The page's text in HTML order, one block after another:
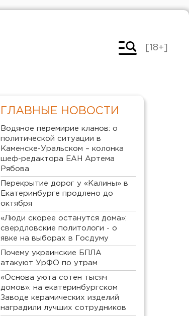
[18+]
ГЛАВНЫЕ НОВОСТИ
Водяное перемирие кланов: о
политической ситуации в
Каменске-Уральском – колонка
шеф-редактора ЕАН Артема
Рябова
Перекрытие дорог у «Калины» в
Екатеринбурге продлено до
октября
«Люди скорее останутся дома»:
свердловские политологи - о
явке на выборах в Госдуму
Почему украинские БПЛА
атакуют УрФО по утрам
«Основа уюта сотен тысяч
домов»: на екатеринбургском
Заводе керамических изделий
наградили лучших сотрудников